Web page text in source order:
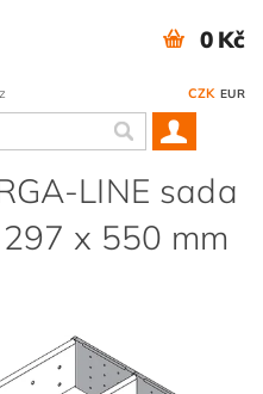
CZK EUR
0 Kč
LINE sada
x 550 mm